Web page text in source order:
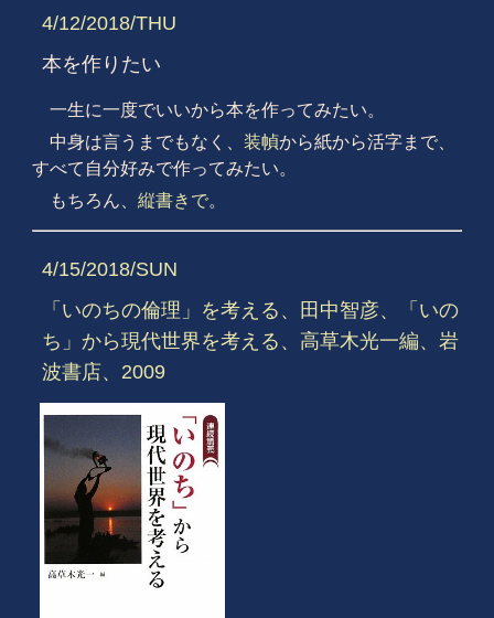
4/12/2018/THU
本を作りたい
一生に一度でいいから本を作ってみたい。
中身は言うまでもなく、 装幀から紙から活字まで、
すべて自分好みで作ってみたい。
もちろん、 縦書きで。
4/15/2018/SUN
「いのちの倫理」を考える、田中智彦、「いの
ち」から現代世界を考える、高草木光一編、岩
波書店、2009